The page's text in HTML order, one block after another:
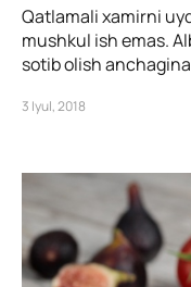
Qatlamali xamirni
mushkul ish emas.
sotib olish
3 Iyul, 2018